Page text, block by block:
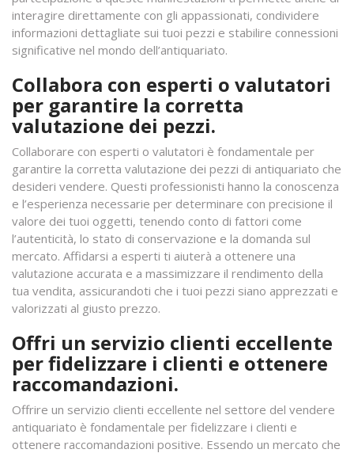
interagire direttamente con gli appassionati, condividere
informazioni dettagliate sui tuoi pezzi e stabilire connessioni
significative nel mondo dell’antiquariato.
Collabora con esperti o valutatori
per garantire la corretta
valutazione dei pezzi.
Collaborare con esperti o valutatori è fondamentale per
garantire la corretta valutazione dei pezzi di antiquariato che
desideri vendere. Questi professionisti hanno la conoscenza
e l’esperienza necessarie per determinare con precisione il
valore dei tuoi oggetti, tenendo conto di fattori come
l’autenticità, lo stato di conservazione e la domanda sul
mercato. Affidarsi a esperti ti aiuterà a ottenere una
valutazione accurata e a massimizzare il rendimento della
tua vendita, assicurandoti che i tuoi pezzi siano apprezzati e
valorizzati al giusto prezzo.
Offri un servizio clienti eccellente
per fidelizzare i clienti e ottenere
raccomandazioni.
Offrire un servizio clienti eccellente nel settore del vendere
antiquariato è fondamentale per fidelizzare i clienti e
ottenere raccomandazioni positive. Essendo un mercato che